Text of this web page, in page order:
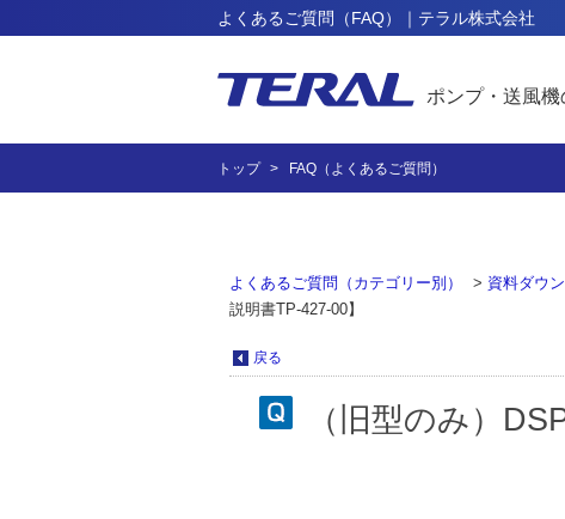
よくあるご質問（FAQ）｜テラル株式会社
ポンプ・送風機
トップ FAQ（よくあるご質問）
よくあるご質問（カテゴリー別） > 資料ダウ
説明書TP-427-00】
戻る
（旧型のみ）